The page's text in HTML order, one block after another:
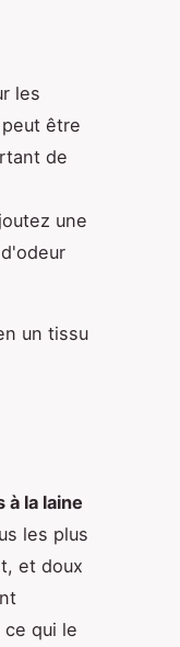
les
être
de
une
un tissu
à la laine
les plus
et doux
qui le